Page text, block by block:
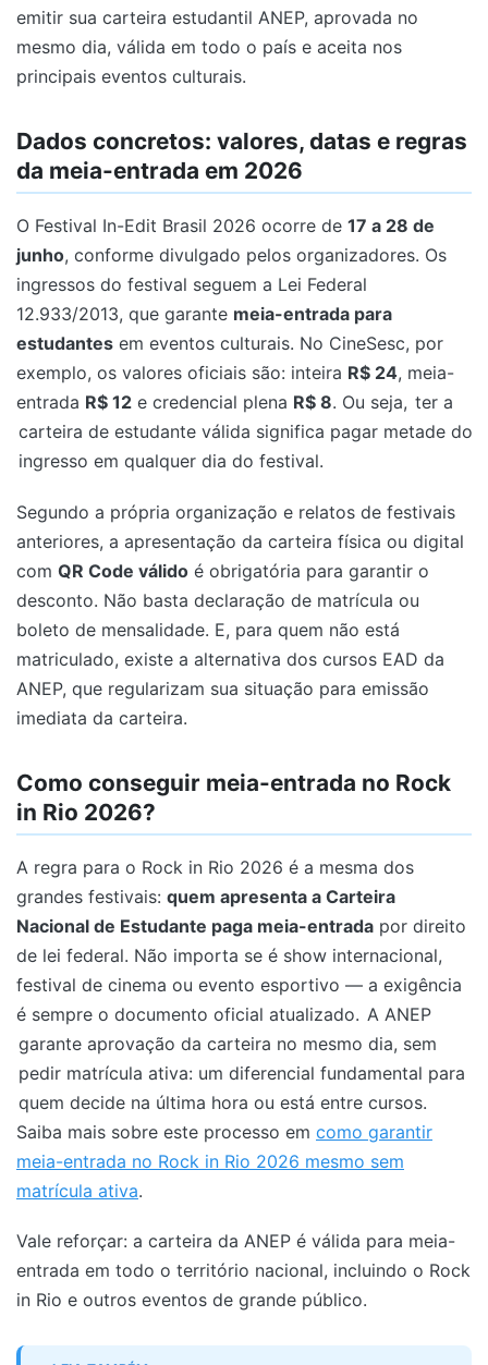
emitir sua carteira estudantil ANEP, aprovada no
mesmo dia, válida em todo o país e aceita nos
principais eventos culturais.
Dados concretos: valores, datas e regras
da meia-entrada em 2026
O Festival In-Edit Brasil 2026 ocorre de 17 a 28 de
junho, conforme divulgado pelos organizadores. Os
ingressos do festival seguem a Lei Federal
12.933/2013, que garante meia-entrada para
estudantes em eventos culturais. No CineSesc, por
exemplo, os valores oficiais são: inteira R$ 24, meia-
entrada R$ 12 e credencial plena R$ 8. Ou seja, ter a
carteira de estudante válida significa pagar metade do
ingresso em qualquer dia do festival.
Segundo a própria organização e relatos de festivais
anteriores, a apresentação da carteira física ou digital
com QR Code válido é obrigatória para garantir o
desconto. Não basta declaração de matrícula ou
boleto de mensalidade. E, para quem não está
matriculado, existe a alternativa dos cursos EAD da
ANEP, que regularizam sua situação para emissão
imediata da carteira.
Como conseguir meia-entrada no Rock
in Rio 2026?
A regra para o Rock in Rio 2026 é a mesma dos
grandes festivais: quem apresenta a Carteira
Nacional de Estudante paga meia-entrada por direito
de lei federal. Não importa se é show internacional,
festival de cinema ou evento esportivo — a exigência
é sempre o documento oficial atualizado. A ANEP
garante aprovação da carteira no mesmo dia, sem
pedir matrícula ativa: um diferencial fundamental para
quem decide na última hora ou está entre cursos.
Saiba mais sobre este processo em como garantir
meia-entrada no Rock in Rio 2026 mesmo sem
matrícula ativa.
Vale reforçar: a carteira da ANEP é válida para meia-
entrada em todo o território nacional, incluindo o Rock
in Rio e outros eventos de grande público.